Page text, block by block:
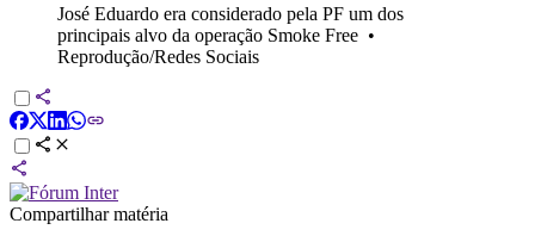
José Eduardo era considerado pela PF um dos
principais alvo da operação Smoke Free •
Reprodução/Redes Sociais
Compartilhar matéria